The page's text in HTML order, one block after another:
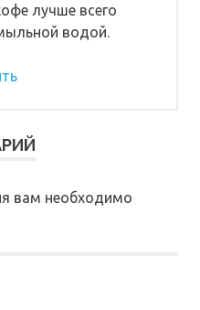
лучше всего
водой.
вам необходимо